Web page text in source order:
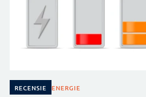
RECENSIE ENERGIE